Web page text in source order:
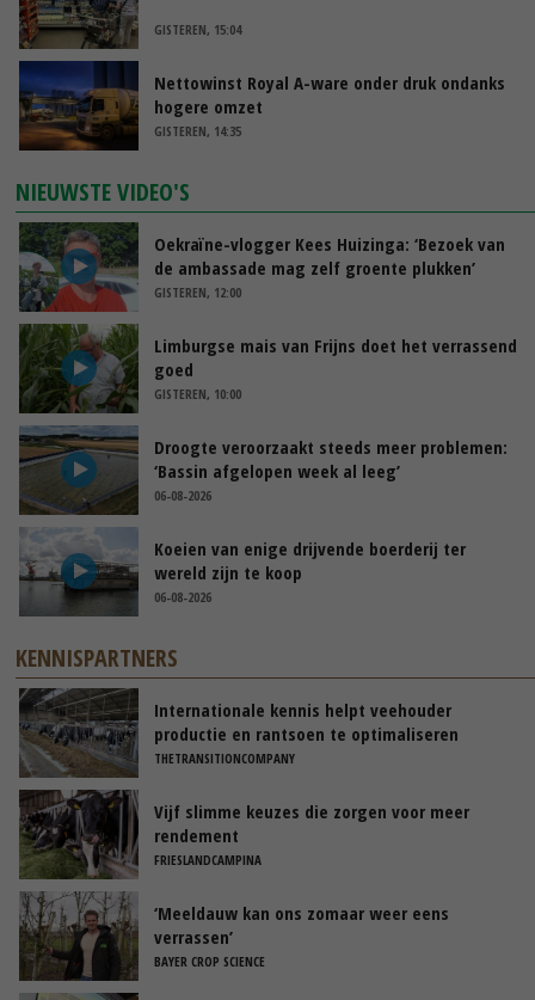
GISTEREN, 15:04
Nettowinst Royal A-ware onder druk ondanks
hogere omzet
GISTEREN, 14:35
NIEUWSTE VIDEO'S
Oekraïne-vlogger Kees Huizinga: ‘Bezoek van
de ambassade mag zelf groente plukken’
GISTEREN, 12:00
Limburgse mais van Frijns doet het verrassend
goed
GISTEREN, 10:00
Droogte veroorzaakt steeds meer problemen:
‘Bassin afgelopen week al leeg’
06-08-2026
Koeien van enige drijvende boerderij ter
wereld zijn te koop
06-08-2026
KENNISPARTNERS
Internationale kennis helpt veehouder
productie en rantsoen te optimaliseren
THETRANSITIONCOMPANY
Vijf slimme keuzes die zorgen voor meer
rendement
FRIESLANDCAMPINA
‘Meeldauw kan ons zomaar weer eens
verrassen’
BAYER CROP SCIENCE